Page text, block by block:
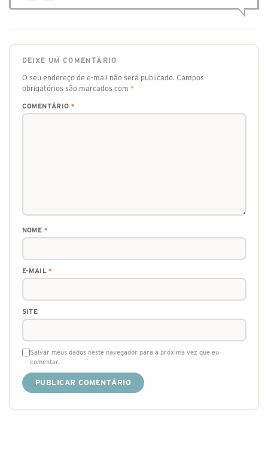
DEIXE UM COMENTÁRIO
O seu endereço de e-mail não será publicado. Campos
obrigatórios são marcados com *
COMENTÁRIO *
NOME *
E-MAIL*
SITE
Salvar meus dados neste navegador para a próxima vez que eu
comentar.